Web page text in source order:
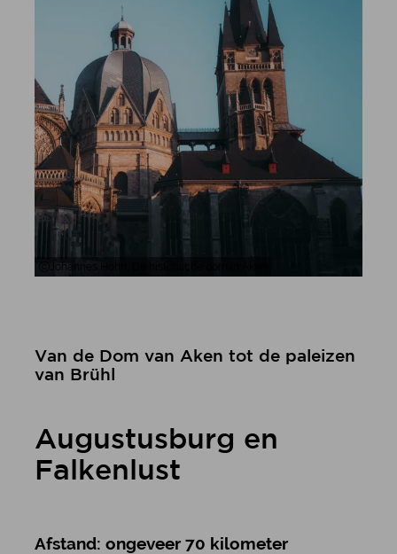
Johannes Höhn, De historische dom in Aken
Van de Dom van Aken tot de paleizen
van Brühl
Augustusburg en
Falkenlust
Afstand: ongeveer 70 kilometer